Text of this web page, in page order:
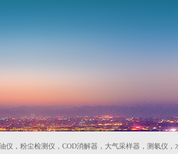
仪，粉尘检测仪，COD消解器，大气采样器，测氡仪